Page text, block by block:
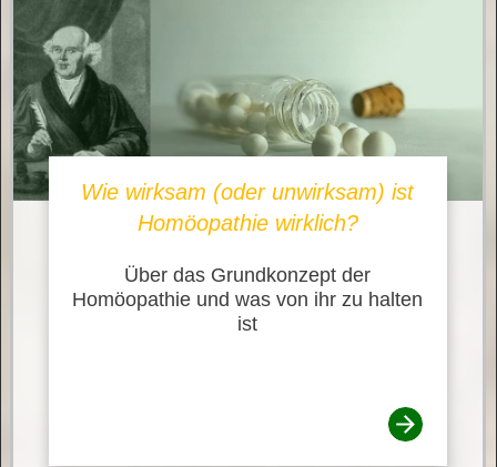
Wie wirksam (oder unwirksam) ist
Homöopathie wirklich?
Über das Grundkonzept der
Homöopathie und was von ihr zu halten
ist